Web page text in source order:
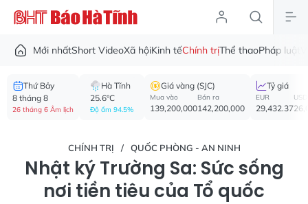
Mới nhấtShort VideoXã hộiKinh tếChính trịThể thaoPháp luật
Thứ Bảy
8 tháng 8
26 tháng 6 Âm lịch
Hà Tĩnh
25.6°C
Độ ẩm 94.5%
Giá vàng (SJC)
Mua vào
139,200,000
Bán ra
142,200,000
Tỷ giá
EUR
29,432.37
USD
CHÍNH TRỊ QUỐC PHÒNG - AN NINH
Nhật ký Trường Sa: Sức sống
nơi tiền tiêu của Tổ quốc